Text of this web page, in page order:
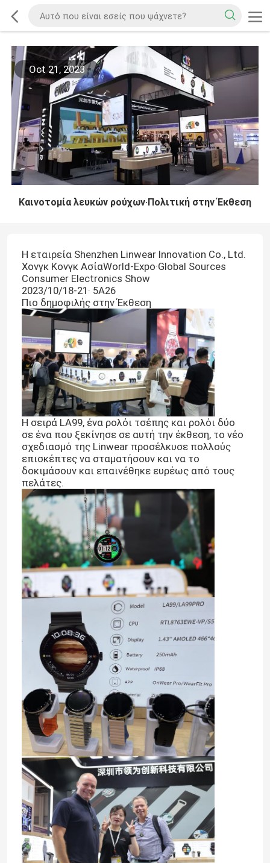
Oct 21, 2023
Καινοτομία λευκών ρούχων·Πολιτική στην Έκθεση
Η εταιρεία Shenzhen Linwear Innovation Co., Ltd.
Χονγκ Κονγκ ΑσίαWorld-Expo·Global Sources
Consumer Electronics Show
2023/10/18-21· 5Α26
Πιο δημοφιλής στην Έκθεση
Η σειρά LA99, ένα ρολόι τσέπης και ρολόι δύο
σε ένα που ξεκίνησε σε αυτή την έκθεση, το νέο
σχεδιασμό της Linwear προσέλκυσε πολλούς
επισκέπτες να σταματήσουν και να το
δοκιμάσουν και επαινέθηκε ευρέως από τους
πελάτες.